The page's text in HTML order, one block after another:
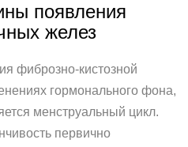
появления
желез
фиброзно-кистозной
гормонального фона,
менструальный цикл.
первично